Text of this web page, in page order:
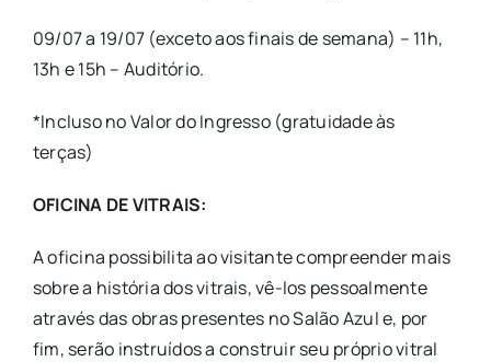
09/07 a 19/07 (exceto aos finais de semana) – 11h,
13h e 15h – Auditório.
*Incluso no Valor do Ingresso (gratuidade às
terças)
OFICINA DE VITRAIS:
A oficina possibilita ao visitante compreender mais
sobre a história dos vitrais, vê-los pessoalmente
através das obras presentes no Salão Azul e, por
fim, serão instruídos a construir seu próprio vitral